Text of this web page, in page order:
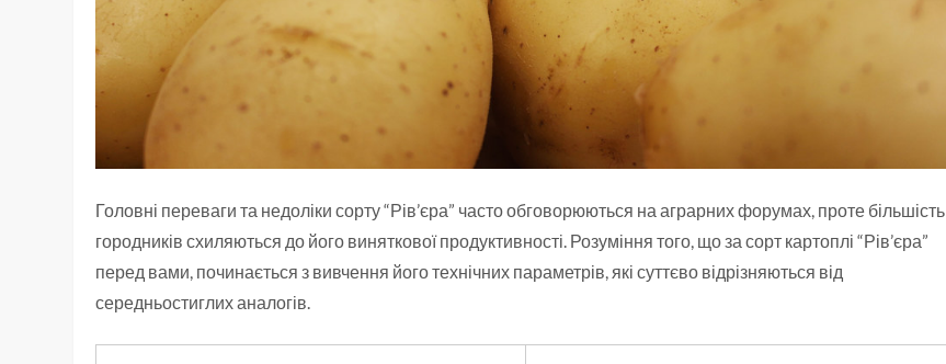
Головні переваги та недоліки сорту “Рів’єра” часто обговорюються на аграрних форумах, проте більшість
городників схиляються до його виняткової продуктивності. Розуміння того, що за сорт картоплі “Рів’єра”
перед вами, починається з вивчення його технічних параметрів, які суттєво відрізняються від
середньостиглих аналогів.